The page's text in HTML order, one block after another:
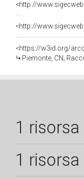
<http://
<http://
<https://w3id.org/
Piemonte, CN,
1 risorsa
1 risorsa